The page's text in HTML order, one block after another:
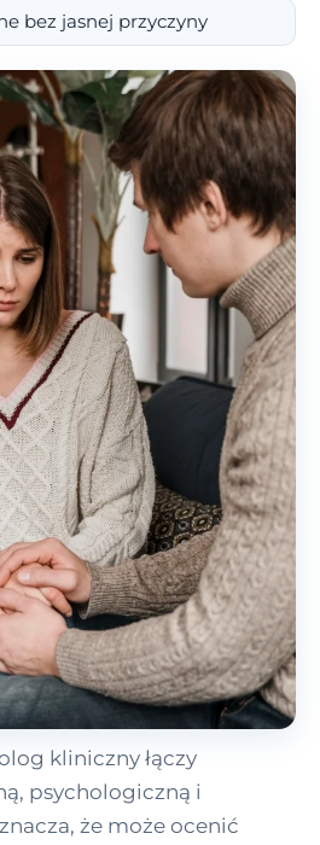
bez jasnej przyczyny
kliniczny łączy
psychologiczną i
że może ocenić